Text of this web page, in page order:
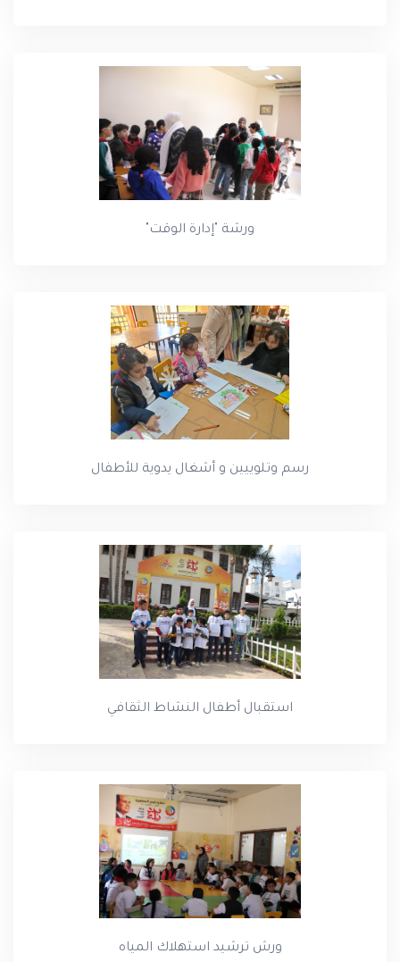
ورشة "إدارة الوقت"
رسم وتلوييين و أشغال يدوية للأطفال
استقبال أطفال النشاط الثقافي
ورش ترشيد استهلاك المياه